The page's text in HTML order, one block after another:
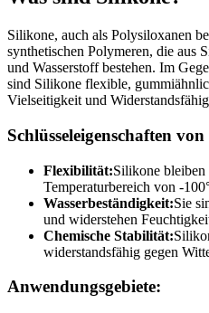
Silikone, auch als Polysiloxanen
synthetischen Polymeren, die aus
und Wasserstoff bestehen. Im
sind Silikone flexible,
Vielseitigkeit und
Schlüsseleigenschaften
Flexibilität:Silikone bleiben
Temperaturbereich von -
Wasserbeständigkeit:Sie
und widerstehen
Chemische Stabilität:
widerstandsfähig gegen
Anwendungsgebiete: